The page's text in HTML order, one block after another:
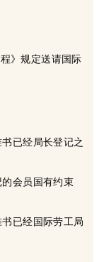
》规定送请国际
已经局长登记之
会员国有约束
已经国际劳工局